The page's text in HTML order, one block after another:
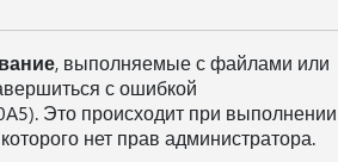
, выполняемые с файлами или
с ошибкой
Это происходит при выполнении
нет прав администратора.